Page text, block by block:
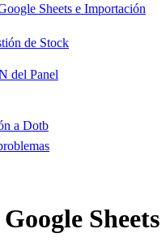
Sheets e Importación
de Stock
del Panel
a Dotb
Sheets